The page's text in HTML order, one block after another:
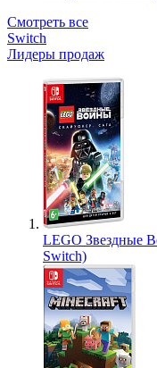
Смотреть все
Switch
Лидеры продаж
LEGO Звездные
Switch)